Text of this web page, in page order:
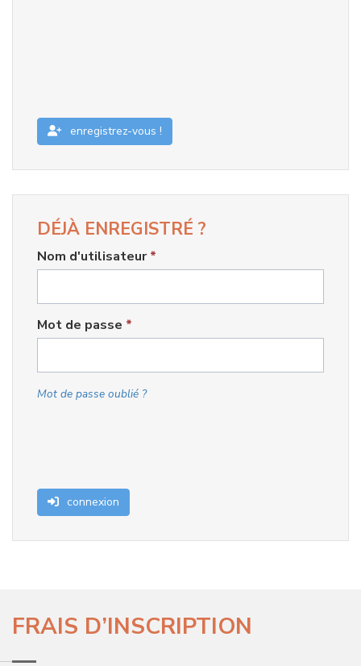
enregistrez-vous !
DÉJÀ ENREGISTRÉ ?
Nom d'utilisateur*
Mot de passe *
Mot de passe oublié ?
connexion
FRAIS D’INSCRIPTION